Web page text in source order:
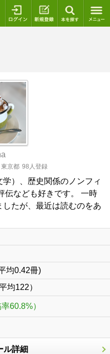
ログイン 新規登録
東京都 98人登録
）、歴史関係のノンフィ
伝なども好きです。 一時
たが、最近は読むのをあ
均0.42冊)
均122）
60.8%）
ル詳細